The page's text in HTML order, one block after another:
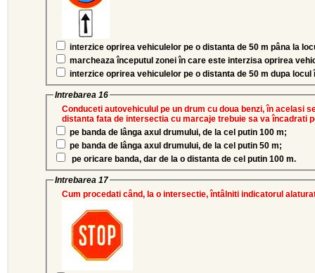
interzice oprirea vehiculelor pe o distanta de 50 m pâna la
marcheaza începutul zonei în care este interzisa oprirea
interzice oprirea vehiculelor pe o distanta de 50 m dupa
Intrebarea 16
Conduceti autovehiculul pe un drum cu doua benzi, în acelasi
distanta fata de intersectia cu marcaje trebuie sa va încadrati
pe banda de lânga axul drumului, de la cel putin 100 m;
pe banda de lânga axul drumului, de la cel putin 50 m;
pe oricare banda, dar de la o distanta de cel putin 100 m.
Intrebarea 17
Cum procedati când, la o intersectie, întâlniti indicatorul